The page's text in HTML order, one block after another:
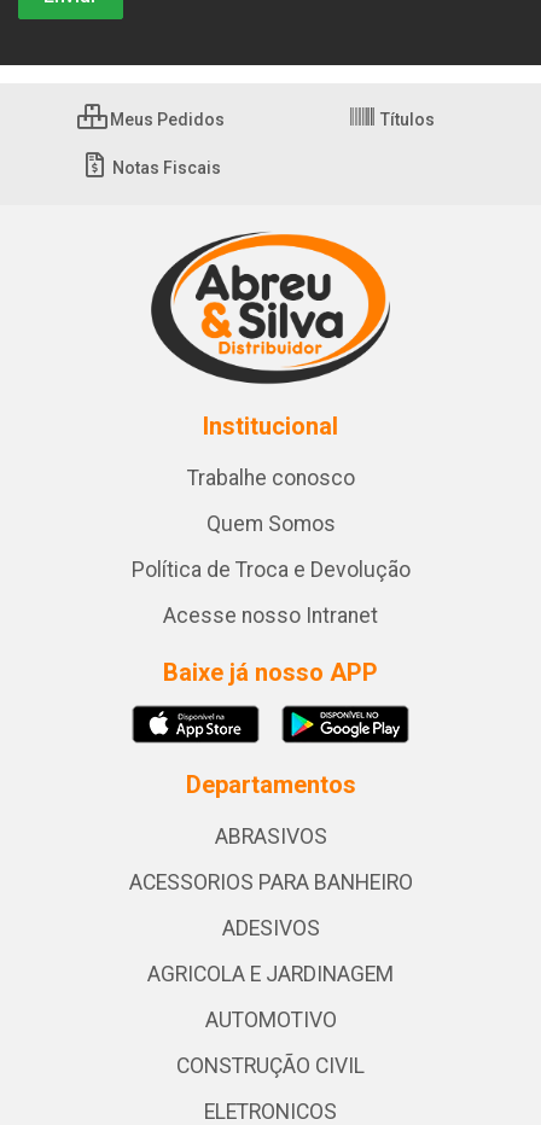
Meus Pedidos Títulos
Notas Fiscais
Institucional
Trabalhe conosco
Quem Somos
Política de Troca e Devolução
Acesse nosso Intranet
Baixe já nosso APP
Departamentos
ABRASIVOS
ACESSORIOS PARA BANHEIRO
ADESIVOS
AGRICOLA E JARDINAGEM
AUTOMOTIVO
CONSTRUÇÃO CIVIL
ELETRONICOS